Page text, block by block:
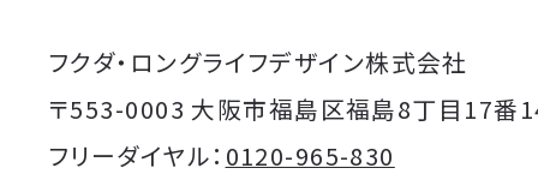
フクダ・ロングライフデザイン株式会社
〒553-0003 大阪市福島区福島8丁目17番
フリーダイヤル： 0120-965-830